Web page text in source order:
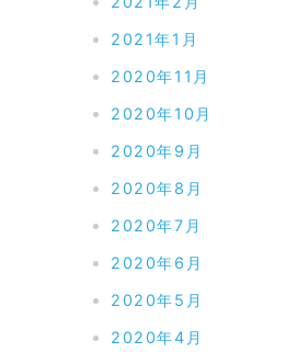
2021年1月
2020年11月
2020年10月
2020年9月
2020年8月
2020年7月
2020年6月
2020年5月
2020年4月